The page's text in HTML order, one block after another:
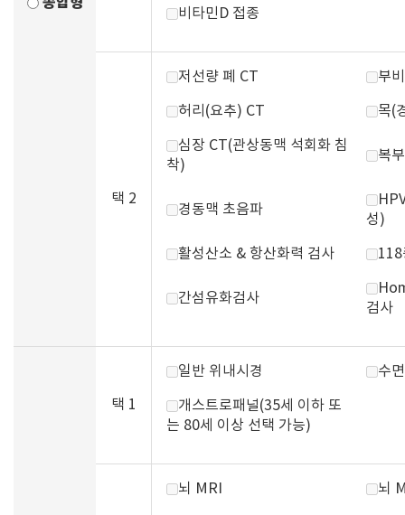
비타민D 접종
택 2
저선량 폐 CT 부
허리(요추) CT 목(
심장 CT(관상동맥 석회화 침
착)
복
경동맥 초음파
성)
활성산소 & 항산화력 검사 118
간섬유화검사
검사
택 1
일반 위내시경 수
개스트로패널(35세 이하 또
는 80세 이상 선택 가능)
뇌 MRI 뇌